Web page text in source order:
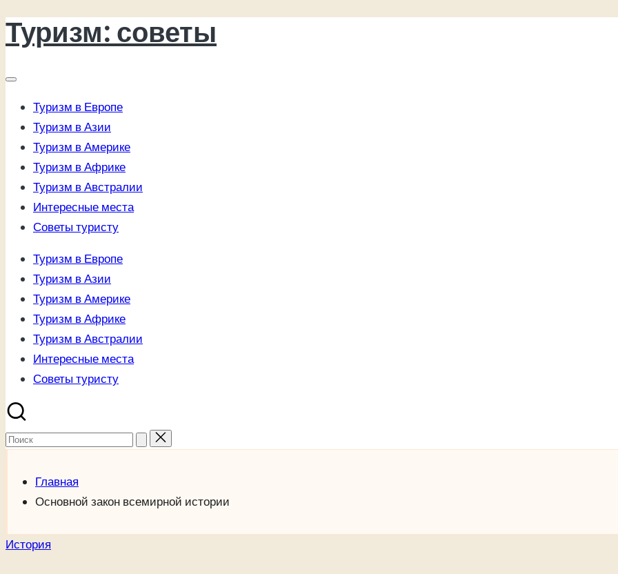
Перейти
к
Туризм: советы
Туризм в Европе
Туризм в Азии
Туризм в Америке
Туризм в Африке
Туризм в Австралии
Интересные места
Советы туристу
Туризм в Европе
Туризм в Азии
Туризм в Америке
Туризм в Африке
Туризм в Австралии
Интересные места
Советы туристу
Поиск
Главная
Основной закон всемирной истории
Опубликовано
История